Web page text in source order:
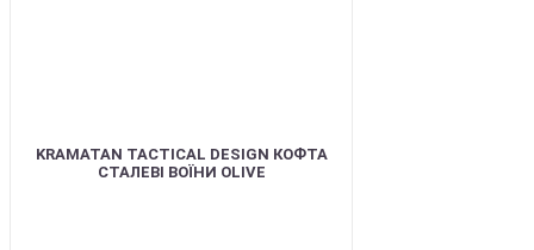
KRAMATAN TACTICAL DESIGN КОФТА
СТАЛЕВІ ВОЇНИ OLIVE